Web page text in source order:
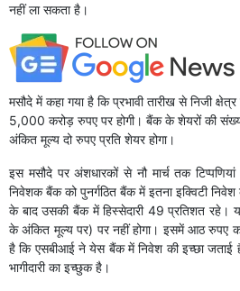
नहीं ला सकता है।
मसौदे में कहा गया है कि प्रभावी तारीख से निजी
5,000 करोड़ रुपए पर होगी। बैंक के शेयरों की
अंकित मूल्य दो रुपए प्रति शेयर होगा।
इस मसौदे पर अंशधारकों से नौ मार्च तक
निवेशक बैंक को पुनर्गठित बैंक में इतना इक्विटी
के बाद उसकी बैंक में हिस्सेदारी 49 प्रतिशत
के अंकित मूल्य पर) पर नहीं होगा। इसमें आठ रुपए का
है कि एसबीआई ने येस बैंक में निवेश की इच्छा जताई
भागीदारी का इच्छुक है।